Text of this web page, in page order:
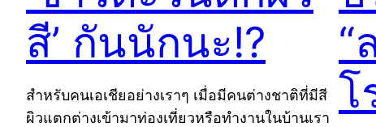
สี’ กันนักนะ!?
สำหรับคนเอเชียอย่างเราๆ เมื่อมีคนต่างชาติที่มีสี
ผิวแตกต่างเข้ามาท่องเที่ยวหรือทำงานในบ้านเรา
“
โ